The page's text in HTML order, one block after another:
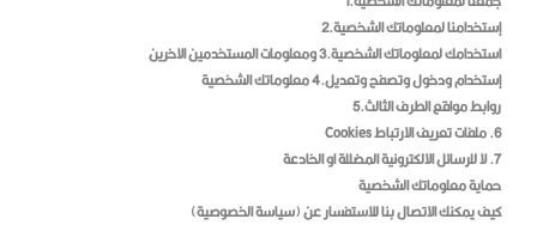
ريال
إستخدامنا لمعلوماتك الشخصية.2
استخدامك لمعلوماتك الشخصية.3 ومعلومات المستخدمين الاخرين
إستخدام ودخول وتصفح وتعديل.4 معلوماتك الشخصية
روابط مواقع الطرف الثالث.5
6. ملفات تعريف الارتباط Cookies
7. لا للرسائل الالكترونية المضللة او الخادعة
حماية معلوماتك الشخصية
كيف يمكنك الاتصال بنا للاستفسار عن (سياسة الخصوصية)